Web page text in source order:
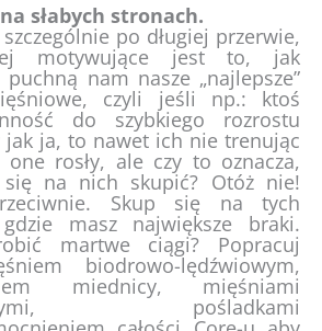
słabych stronach.
po długiej przerwie,
motywujące jest to, jak
nam nasze „najlepsze”
czyli jeśli np.: ktoś
do szybkiego rozrostu
jak ja, to nawet ich nie trenując
rosły, ale czy to oznacza,
na nich skupić? Otóż nie!
Skup się na tych
masz największe braki.
martwe ciągi? Popracuj
biodrowo-lędźwiowym,
miednicy, mięśniami
pośladkami